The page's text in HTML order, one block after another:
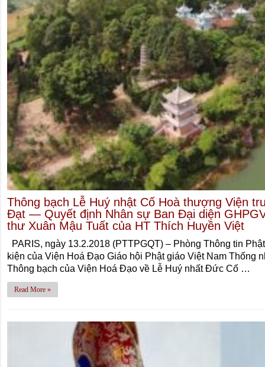
Thông bạch Lễ Huý nhật Cố Hoà thượng Viện
Đạt — Quyết định Nhân sự Ban Đại diện
thư Xuân Mậu Tuất của HT Thích Huyền Việt
PARIS, ngày 13.2.2018 (PTTPGQT) – Phòng Thông tin
kiện của Viện Hoá Đạo Giáo hội Phật giáo Việt Nam Thống
Thông bạch của Viện Hoá Đạo về Lễ Huý nhất Đức Cố …
Read More »